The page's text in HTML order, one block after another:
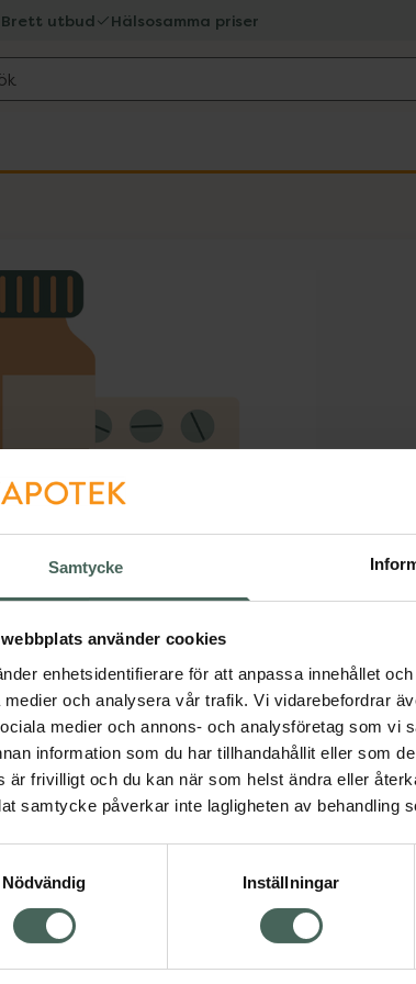
Samtycke
webbplats använder cookies
enhetsidentifierare för att anpassa innehållet
medier och analysera vår trafik. Vi vidarebefordrar
medier och annons- och analysföretag som vi
information som du har tillhandahållit eller som
är frivilligt och du kan när som helst ändra eller
samtycke påverkar inte lagligheten av behandling
Nödvändig
Inställningar
Brett utbud Hälsosamma priser
1 objekt.
Visa
Du hittar oss från Skåne i syd
i mobilen och på datorn.